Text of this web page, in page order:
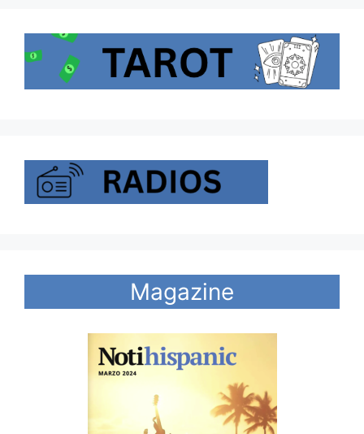
Magazine